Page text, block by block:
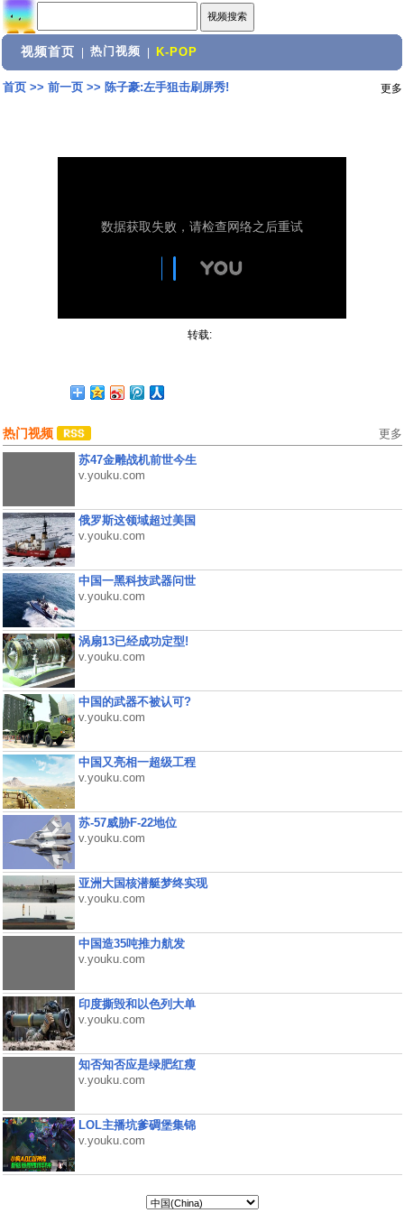
视频首页 热门视频 K-POP
首页>> 前一页>> 陈子豪:左手狙击刷屏秀! 更多
转载:
热门视频 更多
苏47金雕战机前世今生
v.youku.com
俄罗斯这领域超过美国
v.youku.com
中国一黑科技武器问世
v.youku.com
涡扇13已经成功定型!
v.youku.com
中国的武器不被认可?
v.youku.com
中国又亮相一超级工程
v.youku.com
苏-57威胁F-22地位
v.youku.com
亚洲大国核潜艇梦终实现
v.youku.com
中国造35吨推力航发
v.youku.com
印度撕毁和以色列大单
v.youku.com
知否知否应是绿肥红瘦
v.youku.com
LOL主播坑爹碉堡集锦
v.youku.com